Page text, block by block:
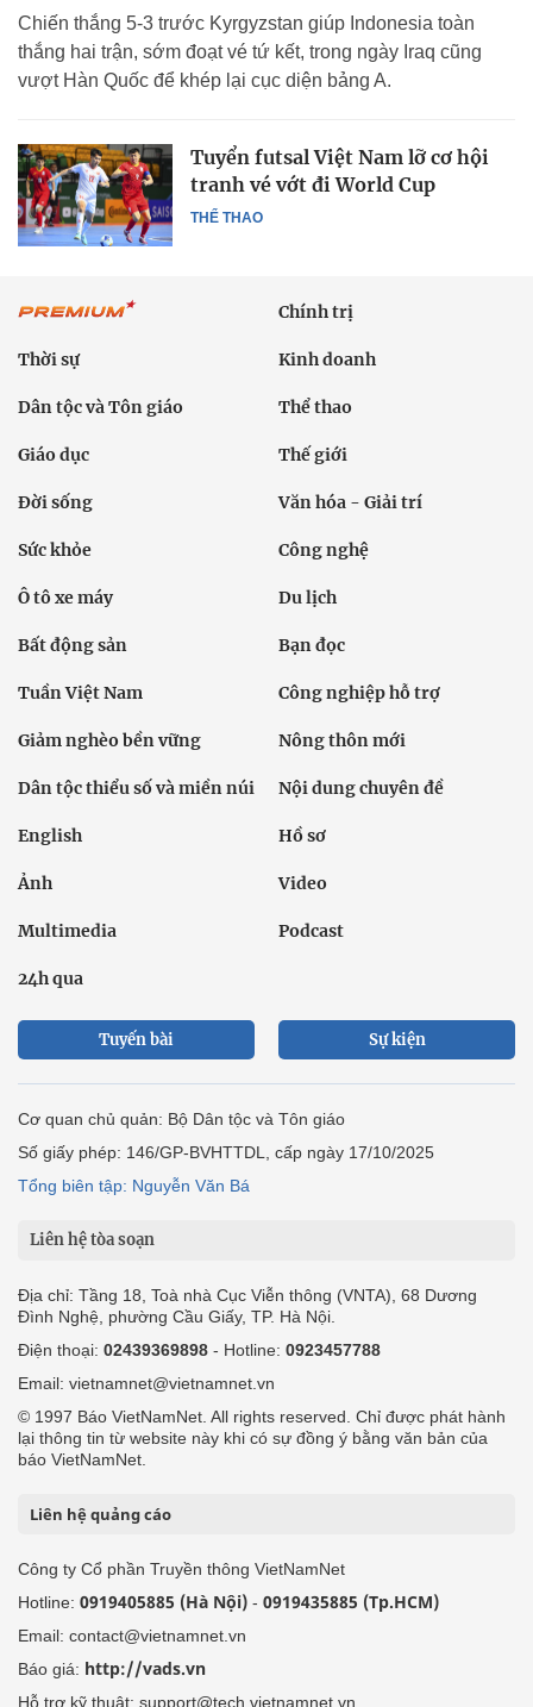
Chiến thắng 5-3 trước Kyrgyzstan giúp Indonesia toàn
thắng hai trận, sớm đoạt vé tứ kết, trong ngày Iraq cũng
vượt Hàn Quốc để khép lại cục diện bảng A.
THỂ THAO
Tuyển futsal Việt Nam lỡ cơ hội
tranh vé vớt đi World Cup
Chính trị
Thời sự Kinh doanh
Dân tộc và Tôn giáo Thể thao
Giáo dục Thế giới
Đời sống Văn hóa - Giải trí
Sức khỏe Công nghệ
Ô tô xe máy Du lịch
Bất động sản Bạn đọc
Tuần Việt Nam Công nghiệp hỗ trợ
Giảm nghèo bền vững Nông thôn mới
Dân tộc thiểu số và miền núi Nội dung chuyên đề
English Hồ sơ
Ảnh Video
Multimedia Podcast
24h qua
Tuyến bài Sự kiện
Cơ quan chủ quản: Bộ Dân tộc và Tôn giáo
Số giấy phép: 146/GP-BVHTTDL, cấp ngày 17/10/2025
Tổng biên tập: Nguyễn Văn Bá
Liên hệ tòa soạn
Địa chỉ: Tầng 18, Toà nhà Cục Viễn thông (VNTA), 68 Dương
Đình Nghệ, phường Cầu Giấy, TP. Hà Nội.
Điện thoại: 02439369898 - Hotline: 0923457788
Email: vietnamnet@vietnamnet.vn
© 1997 Báo VietNamNet. All rights reserved. Chỉ được phát hành
lại thông tin từ website này khi có sự đồng ý bằng văn bản của
báo VietNamNet.
Liên hệ quảng cáo
Công ty Cổ phần Truyền thông VietNamNet
Hotline: 0919405885 (Hà Nội) - 0919435885 (Tp.HCM)
Email: contact@vietnamnet.vn
Báo giá: http://vads.vn
Hỗ trợ kỹ thuật: support@tech.vietnamnet.vn